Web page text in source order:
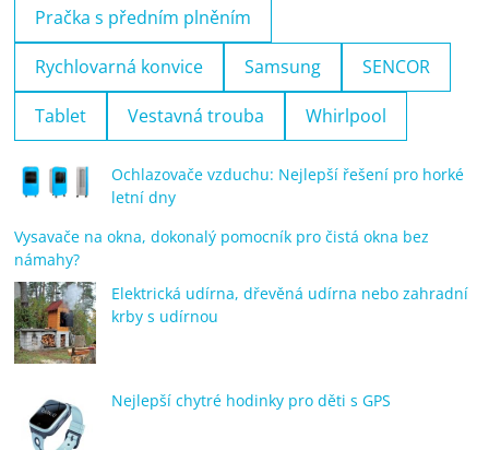
Pračka s předním plněním
Rychlovarná konvice Samsung SENCOR
Tablet Vestavná trouba Whirlpool
Ochlazovače vzduchu: Nejlepší řešení pro horké
letní dny
Vysavače na okna, dokonalý pomocník pro čistá okna bez
námahy?
Elektrická udírna, dřevěná udírna nebo zahradní
krby s udírnou
Nejlepší chytré hodinky pro děti s GPS